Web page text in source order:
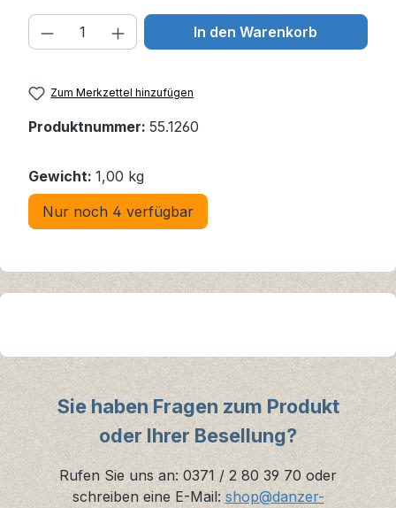
Produkt Anzahl: Gib den
In den Warenkorb
Zum Merkzettel hinzufügen
Produktnummer: 55.1260
Gewicht: 1,00 kg
Nur noch 4 verfügbar
Sie haben Fragen zum Produkt
oder Ihrer Besellung?
Rufen Sie uns an: 0371 / 2 80 39 70 oder
schreiben eine E-Mail: shop@danzer-